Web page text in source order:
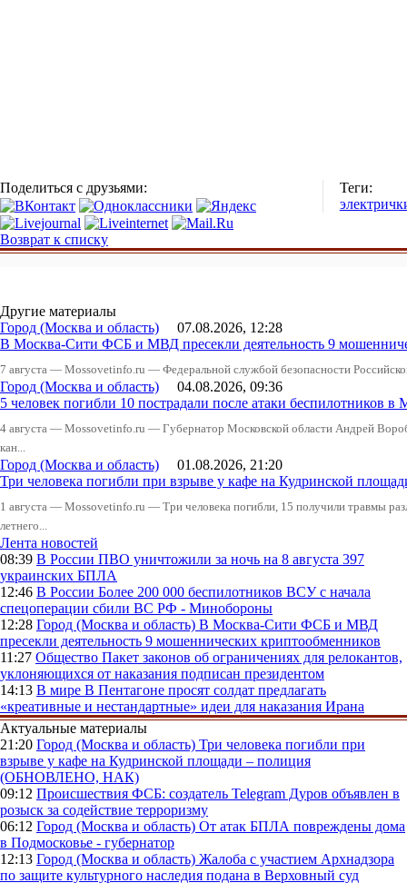
Поделиться с друзьями:
Теги:
Возврат к списку
Другие материалы
Город (Москва и область) 07.08.2026, 12:28
В Москва-Сити ФСБ и МВД пресекли деятельность 9
7 августа — Mossovetinfo.ru — Федеральной службой безопасности
Город (Москва и область) 04.08.2026, 09:36
5 человек погибли 10 пострадали после атаки беспилотников в
4 августа — Mossovetinfo.ru — Губернатор Московской области Андрей
кан...
Город (Москва и область) 01.08.2026, 21:20
Три человека погибли при взрыве у кафе на Кудринской
1 августа — Mossovetinfo.ru — Три человека погибли, 15 получили травмы
летнего...
Лента новостей
08:39 В России ПВО уничтожили за ночь на 8 августа 397
украинских БПЛА
12:46 В России Более 200 000 беспилотников ВСУ с начала
спецоперации сбили ВС РФ - Минобороны
12:28 Город (Москва и область) В Москва-Сити ФСБ и МВД
пресекли деятельность 9 мошеннических криптообменников
11:27 Общество Пакет законов об ограничениях для релокантов,
уклоняющихся от наказания подписан президентом
14:13 В мире В Пентагоне просят солдат предлагать
«креативные и нестандартные» идеи для наказания Ирана
Актуальные материалы
21:20 Город (Москва и область) Три человека погибли при
взрыве у кафе на Кудринской площади – полиция
(ОБНОВЛЕНО, НАК)
09:12 Происшествия ФСБ: создатель Telegram Дуров объявлен в
розыск за содействие терроризму
06:12 Город (Москва и область) От атак БПЛА повреждены дома
в Подмосковье - губернатор
12:13 Город (Москва и область) Жалоба с участием Архнадзора
по защите культурного наследия подана в Верховный суд